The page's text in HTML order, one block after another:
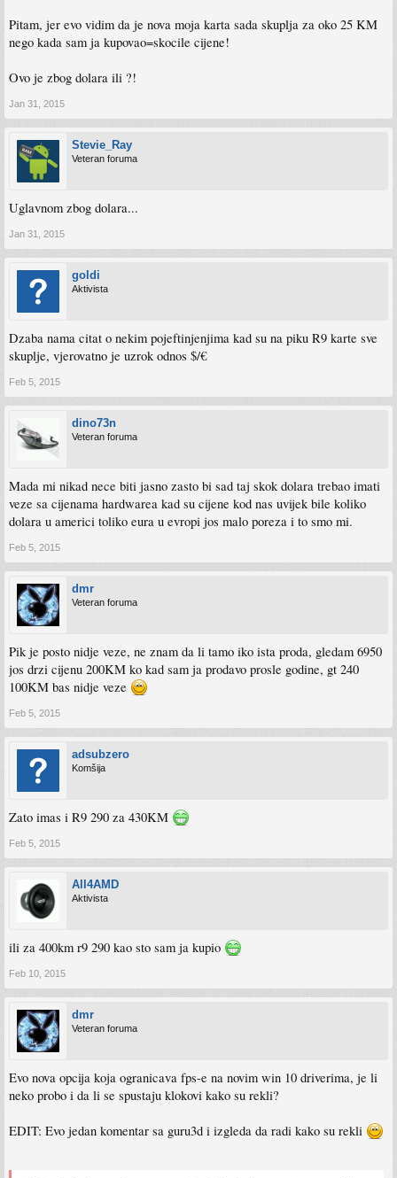
Pitam, jer evo vidim da je nova moja karta sada skuplja za oko 25 KM
nego kada sam ja kupovao=skocile cijene!
Ovo je zbog dolara ili ?!
Jan 31, 2015
Stevie_Ray
Veteran foruma
Uglavnom zbog dolara...
Jan 31, 2015
goldi
Aktivista
Dzaba nama citat o nekim pojeftinjenjima kad su na piku R9 karte sve
skuplje, vjerovatno je uzrok odnos $/€
Feb 5, 2015
dino73n
Veteran foruma
Mada mi nikad nece biti jasno zasto bi sad taj skok dolara trebao imati
veze sa cijenama hardwarea kad su cijene kod nas uvijek bile koliko
dolara u americi toliko eura u evropi jos malo poreza i to smo mi.
Feb 5, 2015
dmr
Veteran foruma
Pik je posto nidje veze, ne znam da li tamo iko ista proda, gledam 6950
jos drzi cijenu 200KM ko kad sam ja prodavo prosle godine, gt 240
100KM bas nidje veze
Feb 5, 2015
adsubzero
Komšija
Zato imas i R9 290 za 430KM
Feb 5, 2015
All4AMD
Aktivista
ili za 400km r9 290 kao sto sam ja kupio
Feb 10, 2015
dmr
Veteran foruma
Evo nova opcija koja ogranicava fps-e na novim win 10 driverima, je li
neko probo i da li se spustaju klokovi kako su rekli?
EDIT: Evo jedan komentar sa guru3d i izgleda da radi kako su rekli